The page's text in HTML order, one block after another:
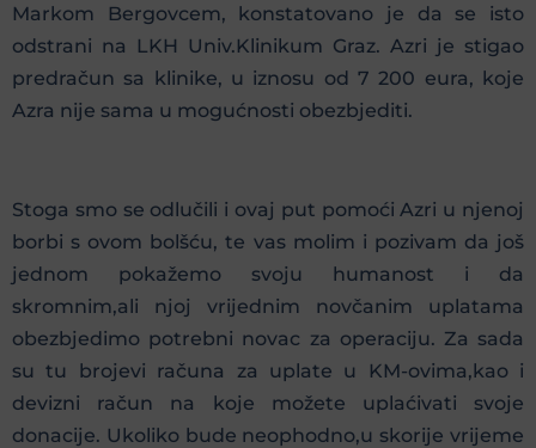
Markom Bergovcem, konstatovano je da se isto
odstrani na LKH Univ.Klinikum Graz. Azri je stigao
predračun sa klinike, u iznosu od 7 200 eura, koje
Azra nije sama u mogućnosti obezbjediti.
Stoga smo se odlučili i ovaj put pomoći Azri u njenoj
borbi s ovom bolšću, te vas molim i pozivam da još
jednom pokažemo svoju humanost i da
skromnim,ali njoj vrijednim novčanim uplatama
obezbjedimo potrebni novac za operaciju. Za sada
su tu brojevi računa za uplate u KM-ovima,kao i
devizni račun na koje možete uplaćivati svoje
donacije. Ukoliko bude neophodno,u skorije vrijeme